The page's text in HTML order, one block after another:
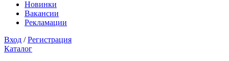
Новинки
Вакансии
Рекламации
Вход /Регистрация
Каталог